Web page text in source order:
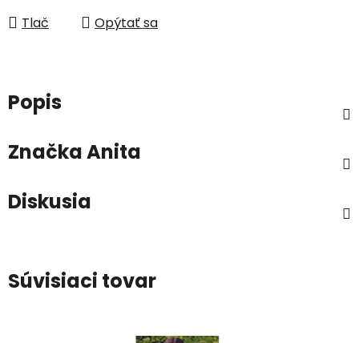
Tlač Opýtať sa
Popis
ZnačkaAnita
Diskusia
Súvisiaci tovar